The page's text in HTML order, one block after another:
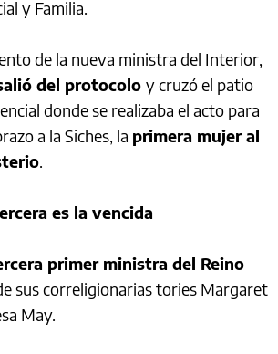
y Familia.
de la nueva ministra del Interior,
del protocolo y cruzó el patio
donde se realizaba el acto para
a la Siches, la primera mujer al
.
es la vencida
primer ministra del Reino
sus correligionarias tories Margaret
May.